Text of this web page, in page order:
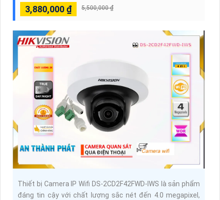
3,880,000 ₫ 5,500,000 ₫
Thiết bị Camera IP Wifi DS-2CD2F42FWD-IWS là sản phẩm
đáng tin cậy với chất lượng sắc nét đến 4.0 megapixel,